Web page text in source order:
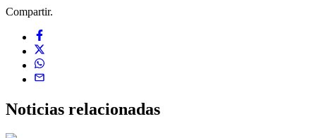
Compartir.
Noticias relacionadas